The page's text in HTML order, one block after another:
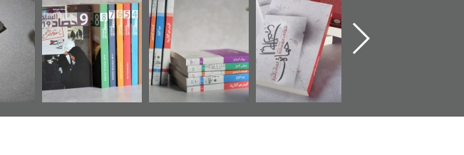
للوثائق البريطانية
يقدمه «مركز أوال»
في سلسلة من 5
كتب
جديدة لمعتقل
عسكري تصدر عن
«مرآة البحرين»